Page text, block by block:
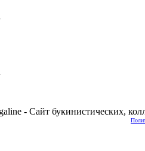
- Сайт букинистических,